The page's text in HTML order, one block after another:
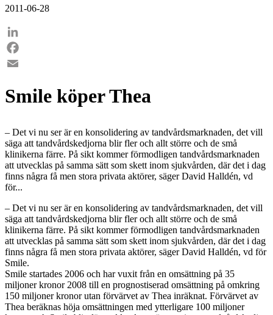
2011-06-28
LinkedIn
Facebook
Smile köper Thea
– Det vi nu ser är en konsolidering av tandvårdsmarknaden, det vill
säga att tandvårdskedjorna blir fler och allt större och de små
klinikerna färre. På sikt kommer förmodligen tandvårdsmarknaden
att utvecklas på samma sätt som skett inom sjukvården, där det i dag
finns några få men stora privata aktörer, säger David Halldén, vd
för...
– Det vi nu ser är en konsolidering av tandvårdsmarknaden, det vill
säga att tandvårdskedjorna blir fler och allt större och de små
klinikerna färre. På sikt kommer förmodligen tandvårdsmarknaden
att utvecklas på samma sätt som skett inom sjukvården, där det i dag
finns några få men stora privata aktörer, säger David Halldén, vd för
Smile.
Smile startades 2006 och har vuxit från en omsättning på 35
miljoner kronor 2008 till en prognostiserad omsättning på omkring
150 miljoner kronor utan förvärvet av Thea inräknat. Förvärvet av
Thea beräknas höja omsättningen med ytterligare 100 miljoner